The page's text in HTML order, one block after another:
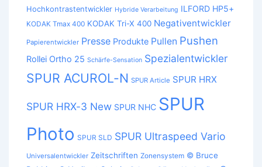
Hochkontrastentwickler Hybride Verarbeitung ILFORD HP5+
KODAK Tmax 400 KODAK Tri-X 400 Negativentwickler
Papierentwickler Presse Produkte Pullen Pushen
Rollei Ortho 25 Schärfe-Sensation Spezialentwickler
SPUR ACUROL-N SPUR Article SPUR HRX
SPUR HRX-3 New SPUR NHC SPUR
Photo SPUR SLD SPUR Ultraspeed Vario
Universalentwickler Zeitschriften Zonensystem © Bruce